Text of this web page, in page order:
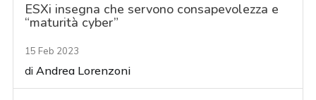
ESXi insegna che servono consapevolezza e
“maturità cyber”
15 Feb 2023
diAndrea Lorenzoni